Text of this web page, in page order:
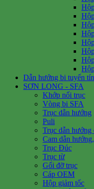
Dẫn hướng bi tuyến
SƠN LONG - SFA
Khớp nối trục
Vòng bi SFA
Trục dẫn hướng
Puli
Trục dẫn hướng
Cam dẫn
Trục Đúc
Trục từ
Gối đỡ trục
Cáp OEM
Hộp giảm tốc